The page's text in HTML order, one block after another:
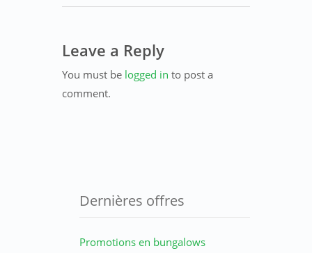
Leave a Reply
You must be logged in to post a
comment.
Dernières offres
Promotions en bungalows